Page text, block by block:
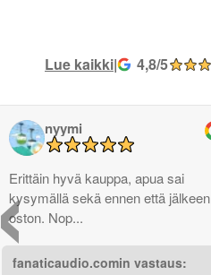
Lue kaikki| 4,8/5
‹
nyymi
Erittäin hyvä kauppa, apua sai
kysymällä sekä ennen että jälkeen
oston. Nop...
fanaticaudio.comin vastaus: